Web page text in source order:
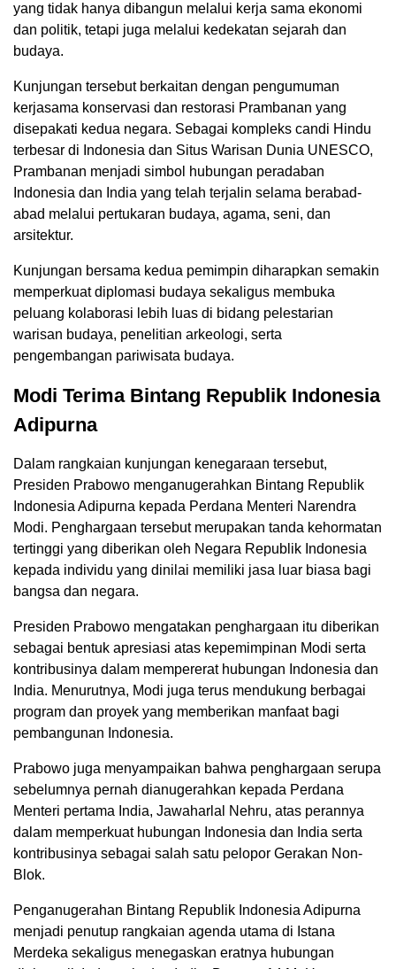
yang tidak hanya dibangun melalui kerja sama ekonomi
dan politik, tetapi juga melalui kedekatan sejarah dan
budaya.
Kunjungan tersebut berkaitan dengan pengumuman
kerjasama konservasi dan restorasi Prambanan yang
disepakati kedua negara. Sebagai kompleks candi Hindu
terbesar di Indonesia dan Situs Warisan Dunia UNESCO,
Prambanan menjadi simbol hubungan peradaban
Indonesia dan India yang telah terjalin selama berabad-
abad melalui pertukaran budaya, agama, seni, dan
arsitektur.
Kunjungan bersama kedua pemimpin diharapkan semakin
memperkuat diplomasi budaya sekaligus membuka
peluang kolaborasi lebih luas di bidang pelestarian
warisan budaya, penelitian arkeologi, serta
pengembangan pariwisata budaya.
Modi Terima Bintang Republik Indonesia
Adipurna
Dalam rangkaian kunjungan kenegaraan tersebut,
Presiden Prabowo menganugerahkan Bintang Republik
Indonesia Adipurna kepada Perdana Menteri Narendra
Modi. Penghargaan tersebut merupakan tanda kehormatan
tertinggi yang diberikan oleh Negara Republik Indonesia
kepada individu yang dinilai memiliki jasa luar biasa bagi
bangsa dan negara.
Presiden Prabowo mengatakan penghargaan itu diberikan
sebagai bentuk apresiasi atas kepemimpinan Modi serta
kontribusinya dalam mempererat hubungan Indonesia dan
India. Menurutnya, Modi juga terus mendukung berbagai
program dan proyek yang memberikan manfaat bagi
pembangunan Indonesia.
Prabowo juga menyampaikan bahwa penghargaan serupa
sebelumnya pernah dianugerahkan kepada Perdana
Menteri pertama India, Jawaharlal Nehru, atas perannya
dalam memperkuat hubungan Indonesia dan India serta
kontribusinya sebagai salah satu pelopor Gerakan Non-
Blok.
Penganugerahan Bintang Republik Indonesia Adipurna
menjadi penutup rangkaian agenda utama di Istana
Merdeka sekaligus menegaskan eratnya hubungan